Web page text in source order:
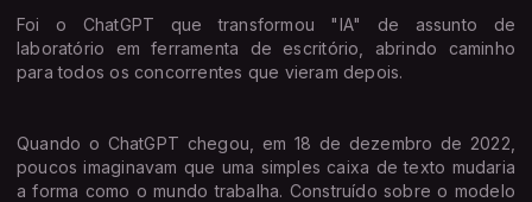
Foi o ChatGPT que transformou "IA" de assunto de
laboratório em ferramenta de escritório, abrindo caminho
para todos os concorrentes que vieram depois.
Quando o ChatGPT chegou, em 18 de dezembro de 2022,
poucos imaginavam que uma simples caixa de texto mudaria
a forma como o mundo trabalha. Construído sobre o modelo